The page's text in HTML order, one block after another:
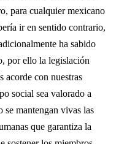
para cualquier mexicano
ir en sentido contrario,
ha sabido
por ello la legislación
acorde con nuestras
social sea valorado a
mantengan vivas las
que garantiza la